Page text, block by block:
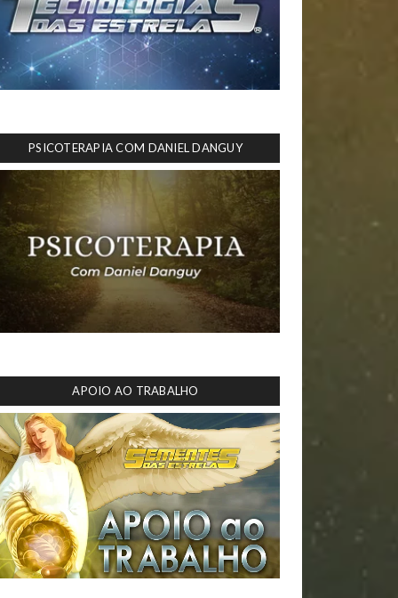
PSICOTERAPIA COM DANIEL DANGUY
APOIO AO TRABALHO